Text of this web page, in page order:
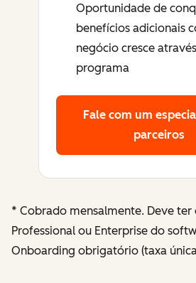
Oportunidade de
benefícios adicionais
negócio cresce
programa
Fale com um
parceiros
* Cobrado mensalmente. Deve ter
Professional ou Enterprise do
Onboarding obrigatório (taxa